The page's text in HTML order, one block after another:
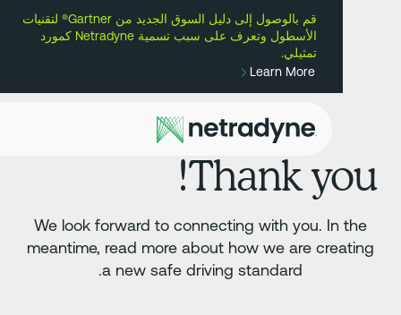
قم بالوصول إلى دليل السوق الجديد من Gartner® لتقنيات
الأسطول وتعرف على سبب تسمية Netradyne كمورد
تمثيلي.
Learn More
Thank
We look forward to connecting with you. In the
meantime, read more about how we are
a new safe driving standard.